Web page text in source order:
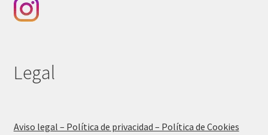
Legal
Aviso legal – Política de privacidad – Política de Cookies